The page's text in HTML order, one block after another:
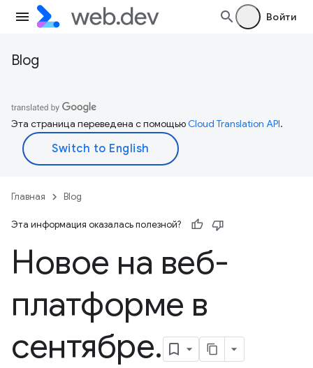
Войти
Blog
Эта страница переведена с помощьюCloud Translation API.
Главная Blog
Эта информация оказалась полезной?
Новое на веб-
платформе в
сентябре.